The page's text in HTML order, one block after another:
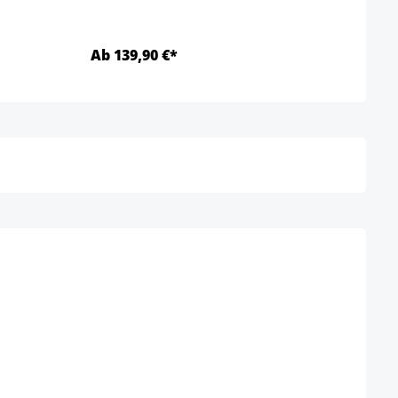
Ab 139,90 €*